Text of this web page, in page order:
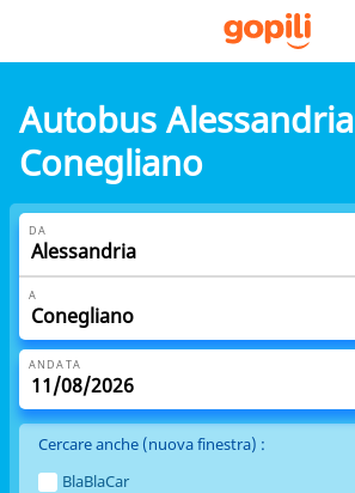
Autobus Alessandria
Conegliano
DA
A
ANDATA
Cercare anche (nuova finestra) :
BlaBlaCar